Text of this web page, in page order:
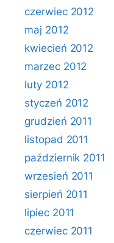
czerwiec 2012
maj 2012
kwiecień 2012
marzec 2012
luty 2012
styczeń 2012
grudzień 2011
listopad 2011
październik 2011
wrzesień 2011
sierpień 2011
lipiec 2011
czerwiec 2011